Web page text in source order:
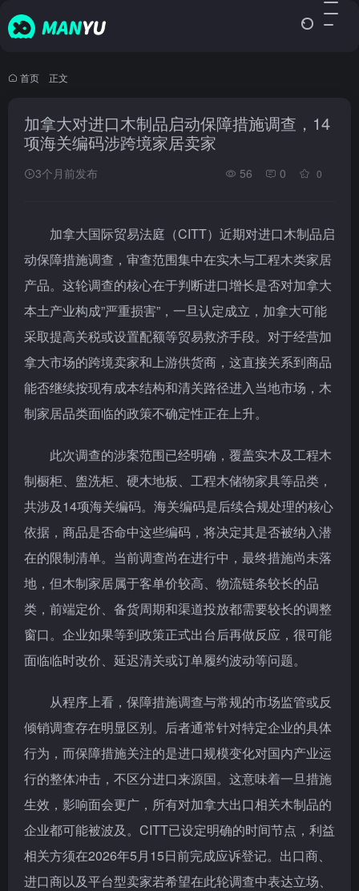
首页 正文
加拿大对进口木制品启动保障措施调查，14
项海关编码涉跨境家居卖家
3个月前发布 56 0 0
加拿大国际贸易法庭（CITT）近期对进口木制品启
动保障措施调查，审查范围集中在实木与工程木类家居
产品。这轮调查的核心在于判断进口增长是否对加拿大
本土产业构成”严重损害”，一旦认定成立，加拿大可能
采取提高关税或设置配额等贸易救济手段。对于经营加
拿大市场的跨境卖家和上游供货商，这直接关系到商品
能否继续按现有成本结构和清关路径进入当地市场，木
制家居品类面临的政策不确定性正在上升。
此次调查的涉案范围已经明确，覆盖实木及工程木
制橱柜、盥洗柜、硬木地板、工程木储物家具等品类，
共涉及14项海关编码。海关编码是后续合规处理的核心
依据，商品是否命中这些编码，将决定其是否被纳入潜
在的限制清单。当前调查尚在进行中，最终措施尚未落
地，但木制家居属于客单价较高、物流链条较长的品
类，前端定价、备货周期和渠道投放都需要较长的调整
窗口。企业如果等到政策正式出台后再做反应，很可能
面临临时改价、延迟清关或订单履约波动等问题。
从程序上看，保障措施调查与常规的市场监管或反
倾销调查存在明显区别。后者通常针对特定企业的具体
行为，而保障措施关注的是进口规模变化对国内产业运
行的整体冲击，不区分进口来源国。这意味着一旦措施
生效，影响面会更广，所有对加拿大出口相关木制品的
企业都可能被波及。CITT已设定明确的时间节点，利益
相关方须在2026年5月15日前完成应诉登记。出口商、
进口商以及平台型卖家若希望在此轮调查中表达立场、